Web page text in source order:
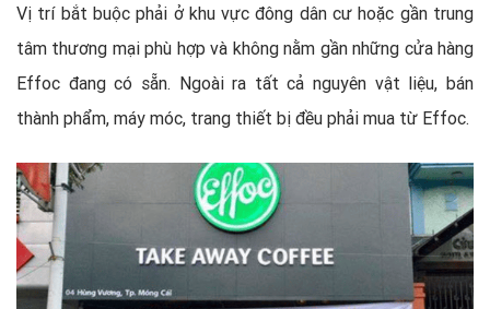
Vị trí bắt buộc phải ở khu vực đông dân cư hoặc gần trung
tâm thương mại phù hợp và không nằm gần những cửa hàng
Effoc đang có sẵn. Ngoài ra tất cả nguyên vật liệu, bán
thành phẩm, máy móc, trang thiết bị đều phải mua từ Effoc.